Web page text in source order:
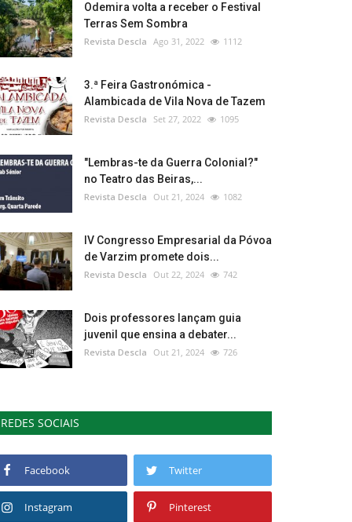
Odemira volta a receber o Festival
Terras Sem Sombra
Revista Descla Ago 31, 2022 1112
3.ª Feira Gastronómica -
Alambicada de Vila Nova de Tazem
Revista Descla Set 27, 2022 1095
"Lembras-te da Guerra Colonial?"
no Teatro das Beiras,...
Revista Descla Out 21, 2024 1082
IV Congresso Empresarial da Póvoa
de Varzim promete dois...
Revista Descla Out 22, 2024 742
Dois professores lançam guia
juvenil que ensina a debater...
Revista Descla Out 21, 2024 726
REDES SOCIAIS
Facebook Twitter
Instagram Pinterest